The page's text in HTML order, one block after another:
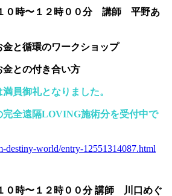
０時〜１２時００分 講師 平野あ
と循環のワークショップ
金との付き合い方
員御礼となりました。
完全遠隔LOVING施術分を受付中で
destiny-world/entry-12551314087.html
０時〜１２時００分 講師 川口めぐ